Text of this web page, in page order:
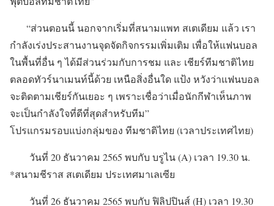
“ส่วนตอนนี้ นอกจากเริ่มที่สนามแพท สเตเดียม แล้ว เรา
กำลังเร่งประสานงานจุดจัดกิจกรรมเพิ่มเติม เพื่อให้แฟนบอล
ในพื้นที่อื่น ๆ ได้มีส่วนร่วมกับการชม และ เชียร์ทีมชาติไทย
ตลอดทัวร์นาเมนท์นี้ด้วย เหนือสิ่งอื่นใด แป้ง หวังว่าแฟนบอล
จะติดตามเชียร์กันเยอะ ๆ เพราะเชื่อว่าเมื่อนักกีฬาเห็นภาพ
จะเป็นกำลังใจที่ดีที่สุดสำหรับทีม”
โปรแกรมรอบแบ่งกลุ่มของ ทีมชาติไทย (เวลาประเทศไทย)
วันที่ 20 ธันวาคม 2565 พบกับ บรูไน (A) เวลา 19.30 น.
*สนามชีราส สเตเดียม ประเทศมาเลเซีย
วันที่ 26 ธันวาคม 2565 พบกับ ฟิลิปปินส์ (H) เวลา 19.30